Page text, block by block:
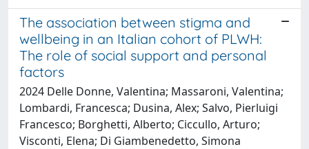
The association between stigma and
wellbeing in an Italian cohort of PLWH:
The role of social support and personal
factors
2024 Delle Donne, Valentina; Massaroni, Valentina;
Lombardi, Francesca; Dusina, Alex; Salvo, Pierluigi
Francesco; Borghetti, Alberto; Ciccullo, Arturo;
Visconti, Elena; Di Giambenedetto, Simona